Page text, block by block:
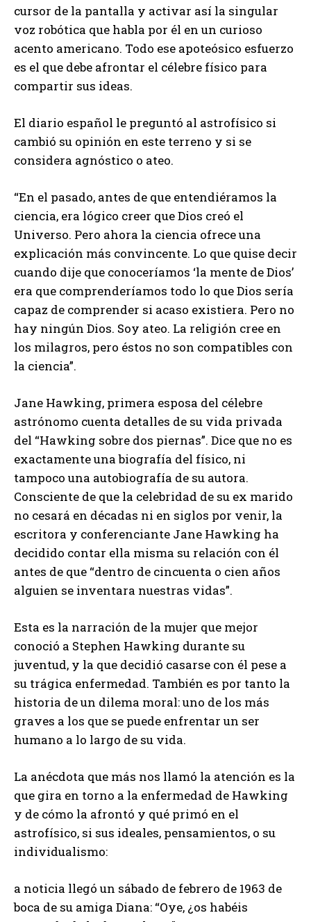
cursor de la pantalla y activar así la singular
voz robótica que habla por él en un curioso
acento americano. Todo ese apoteósico esfuerzo
es el que debe afrontar el célebre físico para
compartir sus ideas.
El diario español le preguntó al astrofísico si
cambió su opinión en este terreno y si se
considera agnóstico o ateo.
“En el pasado, antes de que entendiéramos la
ciencia, era lógico creer que Dios creó el
Universo. Pero ahora la ciencia ofrece una
explicación más convincente. Lo que quise decir
cuando dije que conoceríamos ‘la mente de Dios’
era que comprenderíamos todo lo que Dios sería
capaz de comprender si acaso existiera. Pero no
hay ningún Dios. Soy ateo. La religión cree en
los milagros, pero éstos no son compatibles con
la ciencia”.
Jane Hawking, primera esposa del célebre
astrónomo cuenta detalles de su vida privada
del “Hawking sobre dos piernas”. Dice que no es
exactamente una biografía del físico, ni
tampoco una autobiografía de su autora.
Consciente de que la celebridad de su ex marido
no cesará en décadas ni en siglos por venir, la
escritora y conferenciante Jane Hawking ha
decidido contar ella misma su relación con él
antes de que “dentro de cincuenta o cien años
alguien se inventara nuestras vidas”.
Esta es la narración de la mujer que mejor
conoció a Stephen Hawking durante su
juventud, y la que decidió casarse con él pese a
su trágica enfermedad. También es por tanto la
historia de un dilema moral: uno de los más
graves a los que se puede enfrentar un ser
humano a lo largo de su vida.
La anécdota que más nos llamó la atención es la
que gira en torno a la enfermedad de Hawking
y de cómo la afrontó y qué primó en el
astrofísico, si sus ideales, pensamientos, o su
individualismo:
a noticia llegó un sábado de febrero de 1963 de
boca de su amiga Diana: “Oye, ¿os habéis